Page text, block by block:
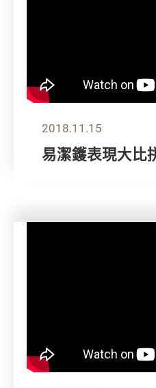
2018.11.15
易潔鑊表現大比